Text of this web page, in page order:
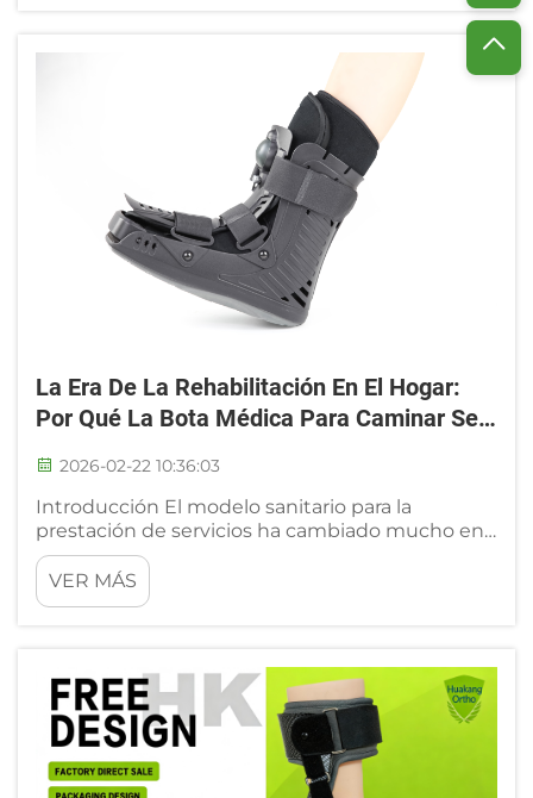
integridad estructural y la movilidad funcional...
La Era De La Rehabilitación En El Hogar:
Por Qué La Bota Médica Para Caminar Se
Pospandémica
2026-02-22 10:36:03
Introducción El modelo sanitario para la
prestación de servicios ha cambiado mucho en
los últimos cinco años, desplazando el enfoque
desde únicamente los hospitales hacia una
combinación de «hospital + comunidad +
VER MÁS